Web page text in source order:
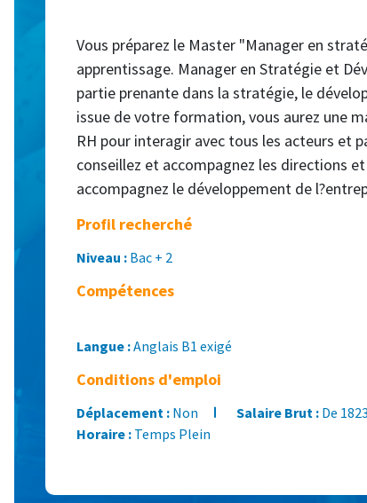
Vous préparez le Master "Manager en
apprentissage. Manager en Stratégie et
partie prenante dans la stratégie, le
issue de votre formation, vous aurez une
RH pour interagir avec tous les acteurs et
conseillez et accompagnez les directions
accompagnez le développement de
Profil recherché
Niveau : Bac + 2
Compétences
Langue :Anglais B1 exigé
Conditions d'emploi
Déplacement : Non Salaire Brut : De
Horaire : Temps Plein